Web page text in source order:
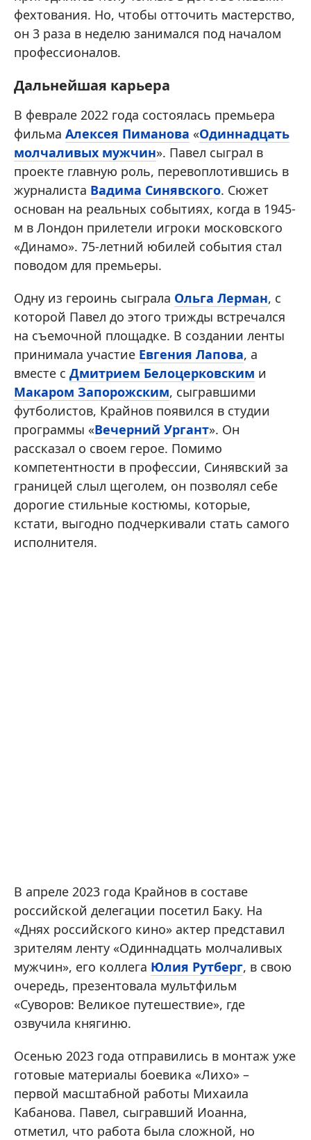
фехтования. Но, чтобы отточить мастерство,
он 3 раза в неделю занимался под началом
профессионалов.
Дальнейшая карьера
В феврале 2022 года состоялась премьера
фильма Алексея Пиманова «Одиннадцать
молчаливых мужчин». Павел сыграл в
проекте главную роль, перевоплотившись в
журналиста Вадима Синявского. Сюжет
основан на реальных событиях, когда в 1945-
м в Лондон прилетели игроки московского
«Динамо». 75-летний юбилей события стал
поводом для премьеры.
Одну из героинь сыграла Ольга Лерман, с
которой Павел до этого трижды встречался
на съемочной площадке. В создании ленты
принимала участие Евгения Лапова, а
вместе с Дмитрием Белоцерковским и
Макаром Запорожским, сыгравшими
футболистов, Крайнов появился в студии
программы «Вечерний Ургант». Он
рассказал о своем герое. Помимо
компетентности в профессии, Синявский за
границей слыл щеголем, он позволял себе
дорогие стильные костюмы, которые,
кстати, выгодно подчеркивали стать самого
исполнителя.
В апреле 2023 года Крайнов в составе
российской делегации посетил Баку. На
«Днях российского кино» актер представил
зрителям ленту «Одиннадцать молчаливых
мужчин», его коллега Юлия Рутберг, в свою
очередь, презентовала мультфильм
«Суворов: Великое путешествие», где
озвучила княгиню.
Осенью 2023 года отправились в монтаж уже
готовые материалы боевика «Лихо» –
первой масштабной работы Михаила
Кабанова. Павел, сыгравший Иоанна,
отметил, что работа была сложной, но